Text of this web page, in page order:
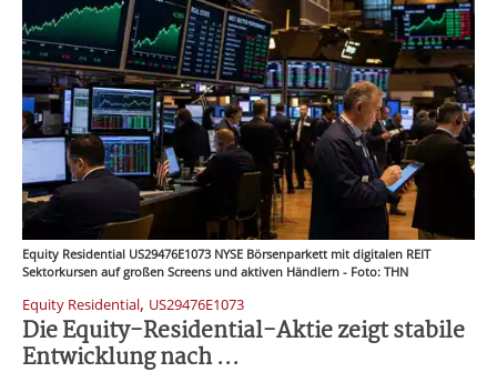
Equity Residential US29476E1073 NYSE Börsenparkett mit digitalen REIT
Sektorkursen auf großen Screens und aktiven Händlern - Foto: THN
Equity Residential, US29476E1073
Die Equity-Residential-Aktie zeigt stabile
Entwicklung nach ...